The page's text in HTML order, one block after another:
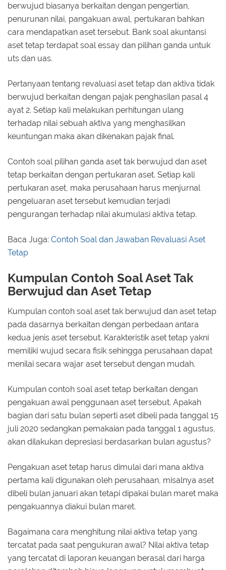
berwujud biasanya berkaitan dengan pengertian,
penurunan nilai, pangakuan awal, pertukaran bahkan
cara mendapatkan aset tersebut. Bank soal akuntansi
aset tetap terdapat soal essay dan pilihan ganda untuk
uts dan uas.
Pertanyaan tentang revaluasi aset tetap dan aktiva tidak
berwujud berkaitan dengan pajak penghasilan pasal 4
ayat 2. Setiap kali melakukan perhitungan ulang
terhadap nilai sebuah aktiva yang menghasilkan
keuntungan maka akan dikenakan pajak final.
Contoh soal pilihan ganda aset tak berwujud dan aset
tetap berkaitan dengan pertukaran aset. Setiap kali
pertukaran aset, maka perusahaan harus menjurnal
pengeluaran aset tersebut kemudian terjadi
pengurangan terhadap nilai akumulasi aktiva tetap.
Baca Juga: Contoh Soal dan Jawaban Revaluasi Aset
Tetap
Kumpulan Contoh Soal Aset Tak
Berwujud dan Aset Tetap
Kumpulan contoh soal aset tak berwujud dan aset tetap
pada dasarnya berkaitan dengan perbedaan antara
kedua jenis aset tersebut. Karakteristik aset tetap yakni
memiliki wujud secara fisik sehingga perusahaan dapat
menilai secara wajar aset tersebut dengan mudah.
Kumpulan contoh soal aset tetap berkaitan dengan
pengakuan awal penggunaan aset tersebut. Apakah
bagian dari satu bulan seperti aset dibeli pada tanggal 15
juli 2020 sedangkan pemakaian pada tanggal 1 agustus,
akan dilakukan depresiasi berdasarkan bulan agustus?
Pengakuan aset tetap harus dimulai dari mana aktiva
pertama kali digunakan oleh perusahaan, misalnya aset
dibeli bulan januari akan tetapi dipakai bulan maret maka
pengakuannya diakui bulan maret.
Bagaimana cara menghitung nilai aktiva tetap yang
tercatat pada saat pengukuran awal? Nilai aktiva tetap
yang tercatat di laporan keuangan berasal dari harga